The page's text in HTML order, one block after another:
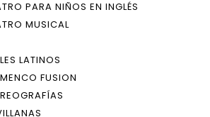
PARA NIÑOS EN INGLÉS
MUSICAL
LATINOS
FUSION